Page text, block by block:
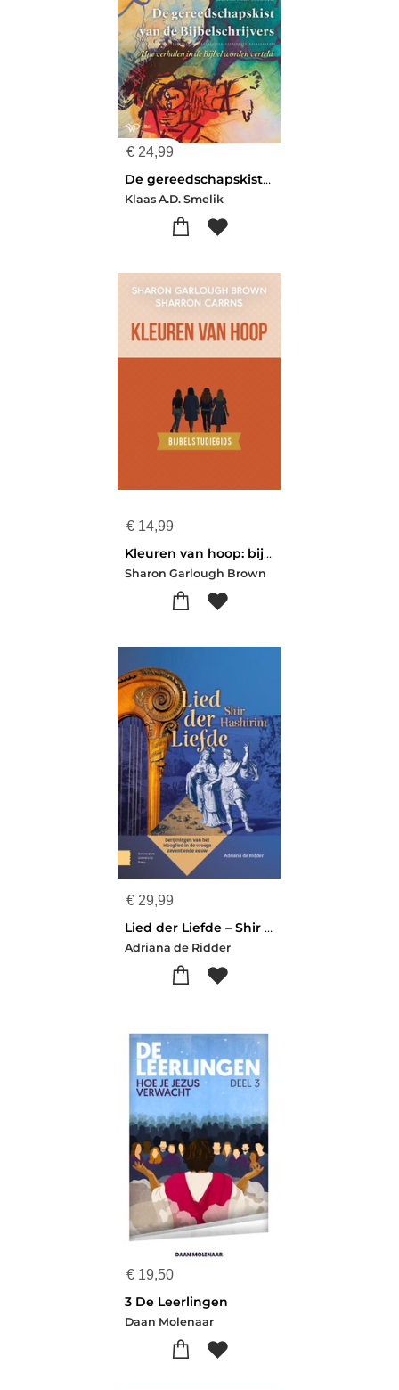
€ 24,99
De gereedschapskist van de Bijbelschrijvers
Klaas A.D. Smelik
€ 14,99
Kleuren van hoop: bijbelstudiegids
Sharon Garlough Brown
€ 29,99
Lied der Liefde – Shir Hashirim
Adriana de Ridder
€ 19,50
3 De Leerlingen
Daan Molenaar